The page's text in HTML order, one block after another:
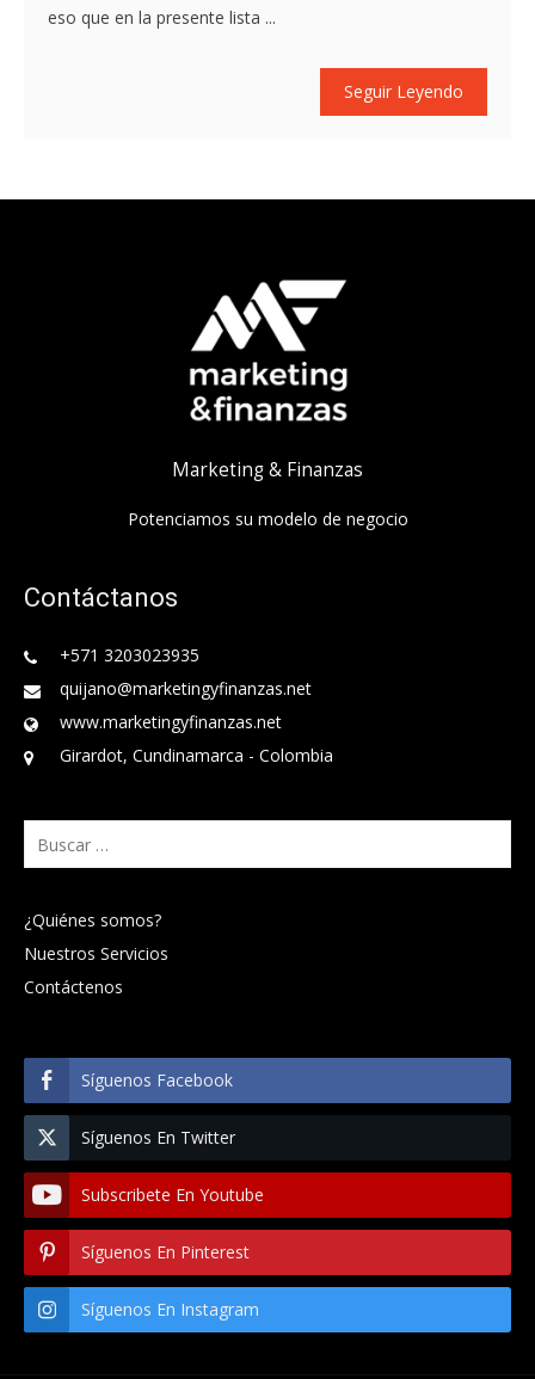
eso que en la presente lista ...
Seguir Leyendo
Marketing & Finanzas
Potenciamos su modelo de negocio
Contáctanos
+571 3203023935
quijano@marketingyfinanzas.net
www.marketingyfinanzas.net
Girardot, Cundinamarca - Colombia
Buscar:
¿Quiénes somos?
Nuestros Servicios
Contáctenos
Síguenos Facebook
Síguenos En Twitter
Subscribete En Youtube
Síguenos En Pinterest
Síguenos En Instagram